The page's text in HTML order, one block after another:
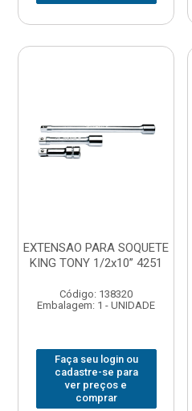
EXTENSAO PARA SOQUETE
KING TONY 1/2x10” 4251
Código: 138320
Embalagem: 1 - UNIDADE
Faça seu login ou
cadastre-se para
ver preços e
comprar